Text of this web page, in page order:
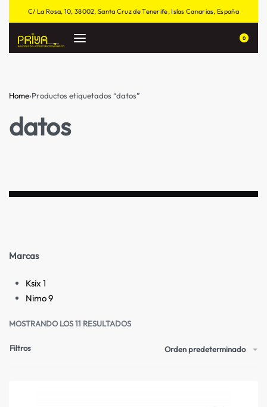
C/ La Rosa, 10, 38002, Santa Cruz de Tenerife, Islas Canarias, España
0
Home›Productos etiquetados “datos”
datos
Marcas
Ksix 1
Nimo9
MOSTRANDO LOS 11 RESULTADOS
Orden predeterminado
Filtros